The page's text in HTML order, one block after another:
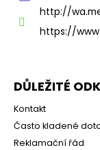
http://
https://
DŮLEŽITÉ
Kontakt
Často kladené
Reklamační řád